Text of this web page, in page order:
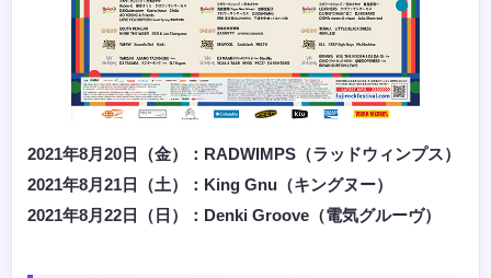
2021年8月20日（金）：RADWIMPS（ラッドウィンプス）
2021年8月21日（土）：King Gnu（キングヌー）
2021年8月22日（日）：Denki Groove（電気グルーヴ）